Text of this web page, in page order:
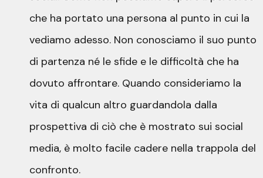
che ha portato una persona al punto in cui la
vediamo adesso. Non conosciamo il suo punto
di partenza né le sfide e le difficoltà che ha
dovuto affrontare. Quando consideriamo la
vita di qualcun altro guardandola dalla
prospettiva di ciò che è mostrato sui social
media, è molto facile cadere nella trappola del
confronto.